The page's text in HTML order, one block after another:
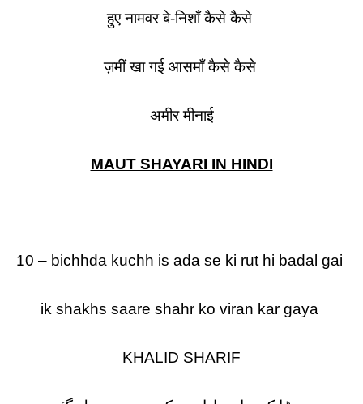
हुए नामवर बे-निशाँ कैसे कैसे
ज़मीं खा गई आसमाँ कैसे कैसे
अमीर मीनाई
MAUT SHAYARI IN HINDI
10 – bichhda kuchh is ada se ki rut hi badal gai
ik shakhs saare shahr ko viran kar gaya
KHALID SHARIF